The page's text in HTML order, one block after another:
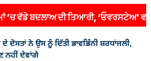
ਬਦਲਾਅ ਦੀ ਤਿਆਰੀ, ‘ਓਵਰਸਟੇਅ’
ਦੋਸਤਾਂ ਨੇ ਉਸ ਨੂੰ ਦਿੱਤੀ ਭਾਵਭਿੰਨੀ ਸ਼ਰਧਾਂਜਲੀ,
ਨਹੀਂ ਦੇਵਾਂਗੇ